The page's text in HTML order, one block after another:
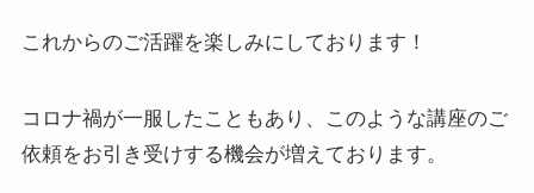
これからのご活躍を楽しみにしております！
コロナ禍が一服したこともあり、このような講座のご
依頼をお引き受けする機会が増えております。